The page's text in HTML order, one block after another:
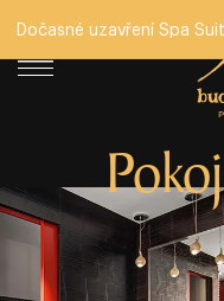
Dočasné uzavření Spa